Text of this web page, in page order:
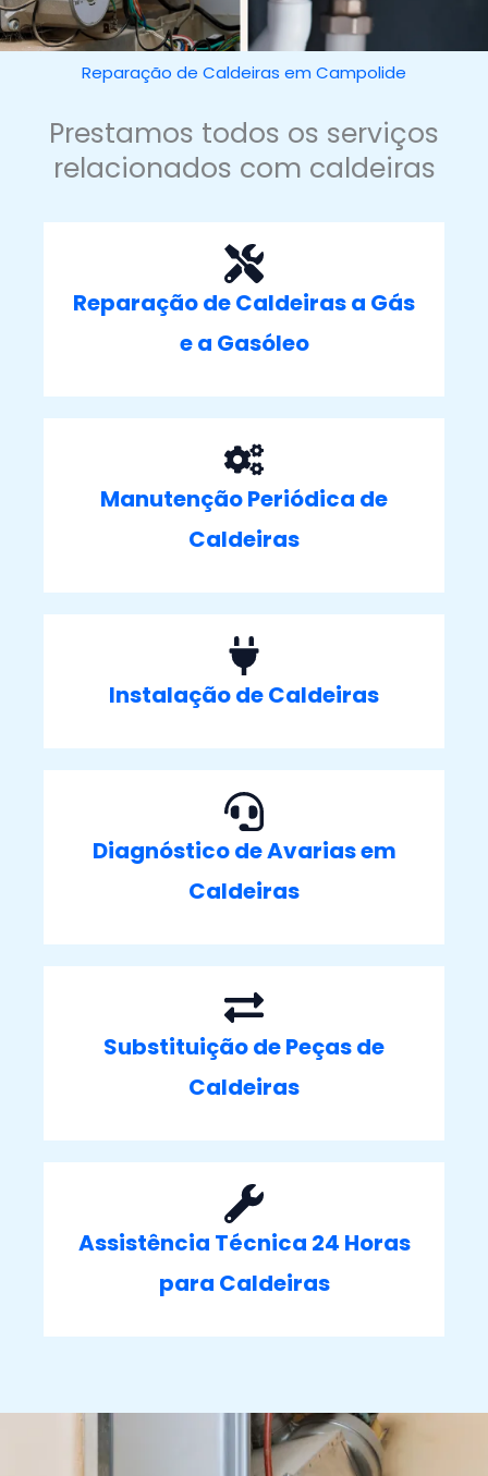
Reparação de Caldeiras em Campolide
Prestamos todos os serviços
relacionados com caldeiras
Reparação de Caldeiras a Gás
e a Gasóleo
Manutenção Periódica de
Caldeiras
Instalação de Caldeiras
Diagnóstico de Avarias em
Caldeiras
Substituição de Peças de
Caldeiras
Assistência Técnica 24 Horas
para Caldeiras